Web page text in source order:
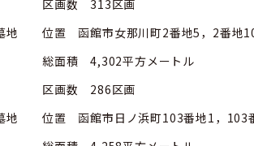
313区画
地 位置 函館市女那川町2番地5，2番地
平方メートル
286区画
地 位置 函館市日ノ浜町103番地1，103